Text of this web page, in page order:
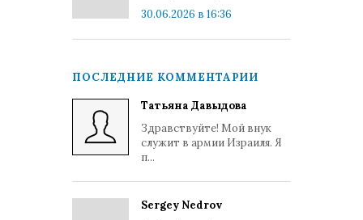
30.06.2026 в 16:36
ПОСЛЕДНИЕ КОММЕНТАРИИ
Татьяна Давыдова
Здравствуйте! Мой внук
служит в армии Израиля. Я
п...
Sergey Nedrov